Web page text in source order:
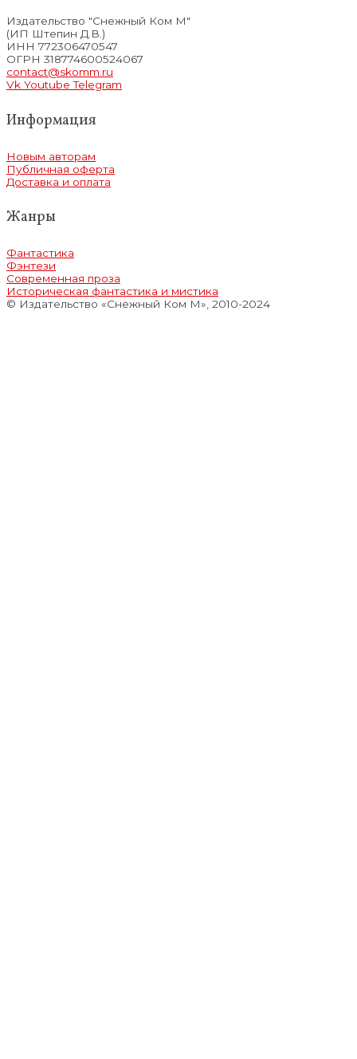
Издательство "Снежный Ком М"
(ИП Штепин Д.В.)
ИНН 772306470547
ОГРН 318774600524067
contact@skomm.ru
Vk Youtube Telegram
Информация
Новым авторам
Публичная оферта
Доставка и оплата
Жанры
Фантастика
Фэнтези
Современная проза
Историческая фантастика и мистика
© Издательство «Снежный Ком М», 2010-2024